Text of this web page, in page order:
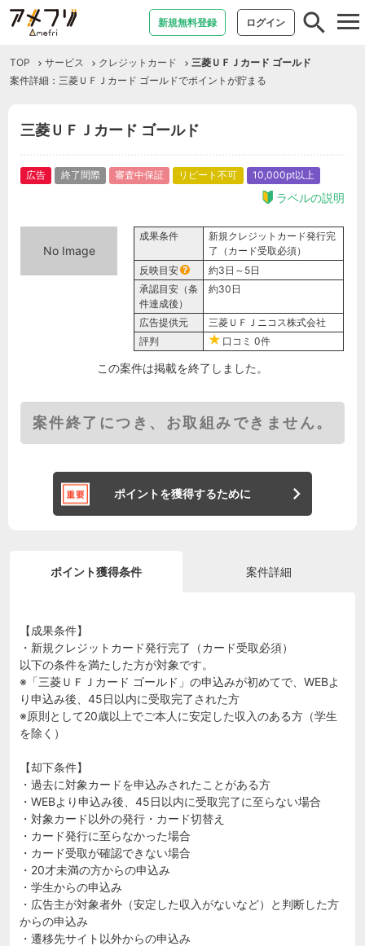
新規無料登録 ログイン
TOP サービス クレジットカード
三菱ＵＦＪカード ゴールド
案件詳細：三菱ＵＦＪカード ゴールドでポイントが貯まる
三菱ＵＦＪカード ゴールド
広告 終了間際 審査中保証 リピート不可 10,000pt以上
ラベルの説明
No Image
成果条件
新規クレジットカード発行完
了（カード受取必須）
反映目安
約3日～5日
承認目安（条
件達成後）
約30日
広告提供元
三菱ＵＦＪニコス株式会社
評判
口コミ 0件
この案件は掲載を終了しました。
案件終了につき、お取組みできません。
ポイントを獲得するために
ポイント獲得条件 案件詳細
【成果条件】
・新規クレジットカード発行完了（カード受取必須）
以下の条件を満たした方が対象です。
※「三菱ＵＦＪカード ゴールド」の申込みが初めてで、WEBよ
り申込み後、45日以内に受取完了された方
※原則として20歳以上でご本人に安定した収入のある方（学生
を除く）
【却下条件】
・過去に対象カードを申込みされたことがある方
・WEBより申込み後、45日以内に受取完了に至らない場合
・対象カード以外の発行・カード切替え
・カード発行に至らなかった場合
・カード受取が確認できない場合
・20才未満の方からの申込み
・学生からの申込み
・広告主が対象者外（安定した収入がないなど）と判断した方
からの申込み
・遷移先サイト以外からの申込み